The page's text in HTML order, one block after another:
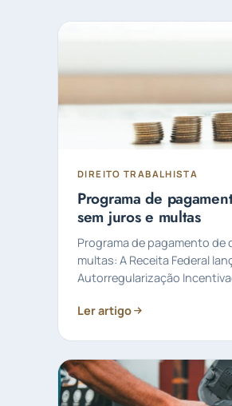
DIREITO TRABALHISTA
Programa de
sem juros e multas
Programa de pagamento de
multas: A Receita Federal
Autorregularização
Ler artigo